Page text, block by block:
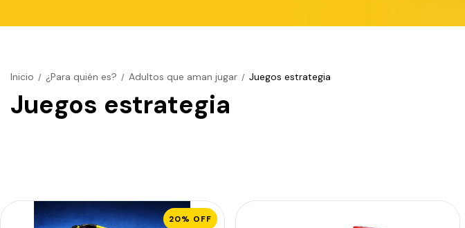
Inicio / ¿Para quién es? / Adultos que aman jugar / Juegos estrategia
Juegos estrategia
20% OFF